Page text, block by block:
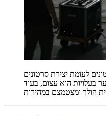
לעומת יצירת סרטונים
בעלויות הוא עצום, בעוד